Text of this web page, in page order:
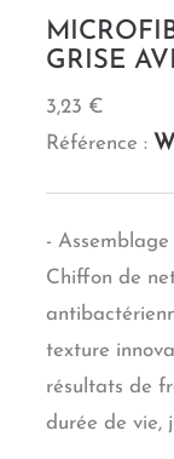
GRISE
3,23 €
Référence :
-
Chiffon de
texture
résultats de
durée de vie,